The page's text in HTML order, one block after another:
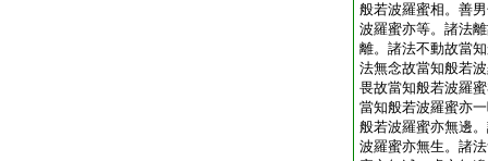
般若波羅蜜相。善
波羅蜜亦等。諸法
離。諸法不動故當
法無念故當知般若
畏故當知般若波羅
當知般若波羅蜜亦
般若波羅蜜亦無邊
波羅蜜亦無生。諸